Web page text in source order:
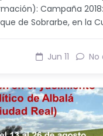
Campaña
de Sobrarbe, en la
Jun 11